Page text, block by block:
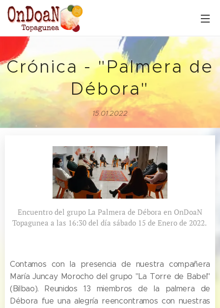
Crónica - "Palmera de
Débora"
15.01.2022
Encuentro del grupo La Palmera de Débora en OnDoaN
Topagunea a las 16:30 del día sábado 15 de Enero de 2022.
Contamos con la presencia de nuestra compañera
María Juncay Morocho del grupo "La Torre de Babel"
(Bilbao). Reunidos 13 miembros de la palmera de
Débora fue una alegría reencontramos con nuestras